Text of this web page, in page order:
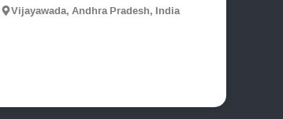
Vijayawada, Andhra Pradesh, India